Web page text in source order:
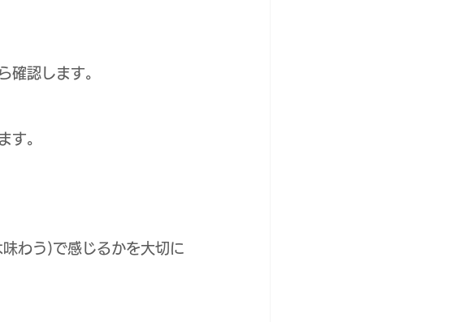
確認します。
す。
わう)で感じるかを大切に